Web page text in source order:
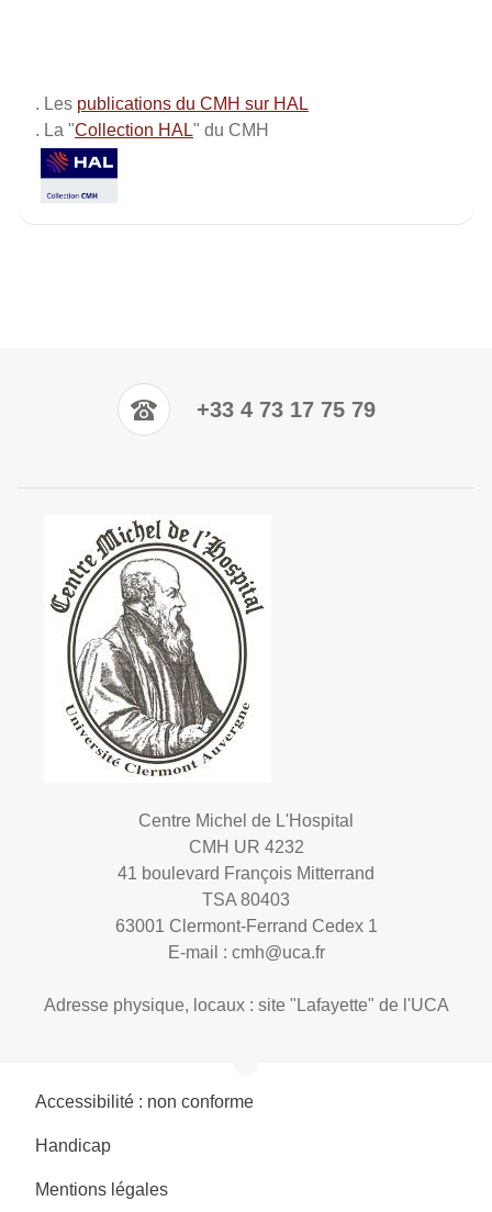
. Les publications du CMH sur HAL
. La "Collection HAL" du CMH
+33 4 73 17 75 79
Centre Michel de L'Hospital
CMH UR 4232
41 boulevard François Mitterrand
TSA 80403
63001 Clermont-Ferrand Cedex 1
E-mail : cmh@uca.fr
Adresse physique, locaux : site "Lafayette" de l'UCA
Accessibilité : non conforme
Handicap
Mentions légales